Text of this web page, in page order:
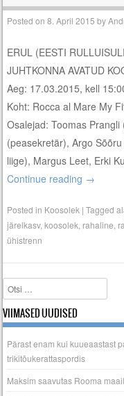
Posted on8. April 2015 by
ERUL (EESTI
JUHTKONNA AVATUD
Aeg: 17.03.2015, kell
Koht: Rocca al Mare My
Osalejad: Toomas
(peasekretär), Argo
liige), Margus Leet, Erki
Continue reading →
Posted in Koosolek |Tagged
järelkasv,koosolek rahaline
ühistrenn
Search
VIIMASED UUDISED
Pärast enam kui kuueaastast
trikitõukerattaspordis
Maksim saavutas Rooma